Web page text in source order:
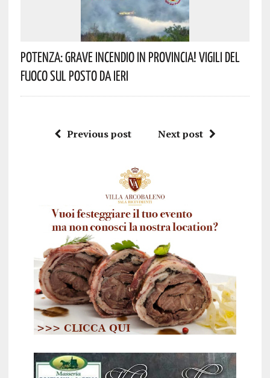
Potenza: Grave Incendio In Provincia! Vigili Del
Fuoco Sul Posto Da Ieri
Previous post Next post